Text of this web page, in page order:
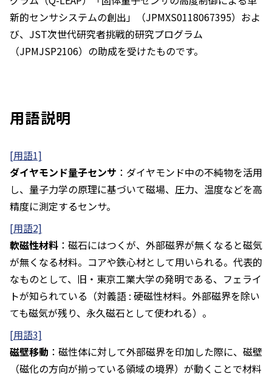
新的センサシステムの創出」（JPMXS0118067395）およ
び、JST次世代研究者挑戦的研究プログラム
（JPMJSP2106）の助成を受けたものです。
用語説明
[用語1]
ダイヤモンド量子センサ ：ダイヤモンド中の不純物を活用
し、量子力学の原理に基づいて磁場、圧力、温度などを高
精度に測定するセンサ。
[用語2]
軟磁性材料 ：磁石にはつくが、外部磁界が無くなると磁気
が無くなる材料。コアや鉄心材として用いられる。代表的
なものとして、旧・東京工業大学の発明である、フェライ
トが知られている（対義語 : 硬磁性材料。外部磁界を除い
ても磁気が残り、永久磁石として使われる）。
[用語3]
磁壁移動 ：磁性体に対して外部磁界を印加した際に、磁壁
（磁化の方向が揃っている領域の境界）が動くことで材料